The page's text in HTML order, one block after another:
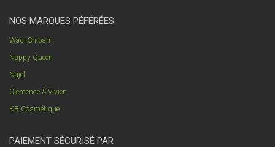
NOS MARQUES PÉFÉRÉES
Wadi Shibam
Nappy Queen
Najel
Clémence & Vivien
KB Cosmétique
PAIEMENT SÉCURISÉ PAR